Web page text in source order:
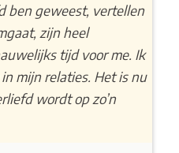
ben geweest, vertellen
zijn heel
tijd voor me. Ik
mijn relaties. Het is nu
wordt op zo’n